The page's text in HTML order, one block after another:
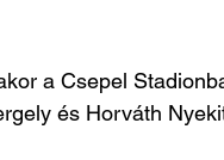
a Csepel
és Horváth